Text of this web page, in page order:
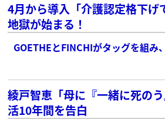
4月から導入「介護認定格下げ
地獄が始まる！
GOETHEとFINCHIがタッグを組み
綾戸智恵「母に『一緒に死の
活10年間を告白